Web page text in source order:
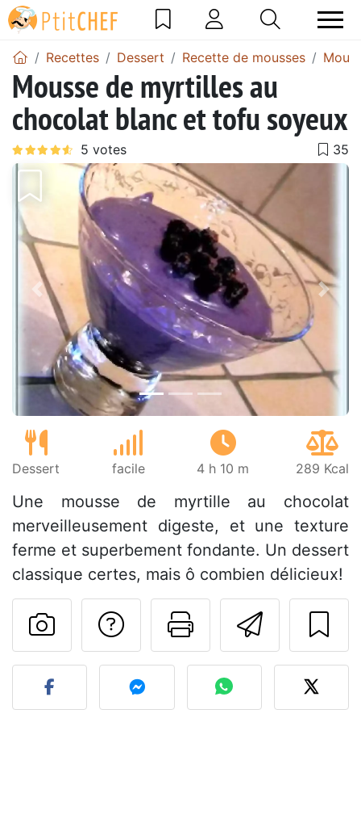
Recettes Dessert Recette de mousses
Mousse de myrtilles au
chocolat blanc et tofu soyeux
Précédent
Dessert facile 4 h 10 m 289 Kcal
Une mousse de myrtille au chocolat
merveilleusement digeste, et une texture
ferme et superbement fondante. Un dessert
classique certes, mais ô combien délicieux!
Imprimer
Poser une
Publier votre photo de